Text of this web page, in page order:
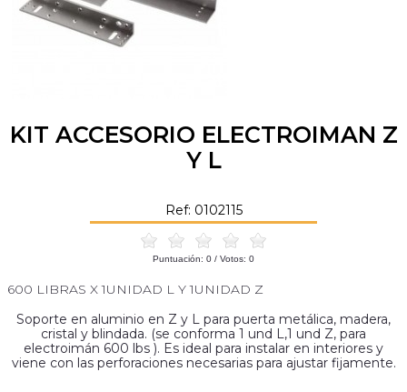
KIT ACCESORIO ELECTROIMAN Z
Y L
Ref: 0102115
Puntuación: 0 / Votos: 0
600 LIBRAS X 1UNIDAD L Y 1UNIDAD Z
Soporte en aluminio en Z y L para puerta metálica, madera,
cristal y blindada. (se conforma 1 und L,1 und Z, para
electroimán 600 lbs ). Es ideal para instalar en interiores y
viene con las perforaciones necesarias para ajustar fijamente.